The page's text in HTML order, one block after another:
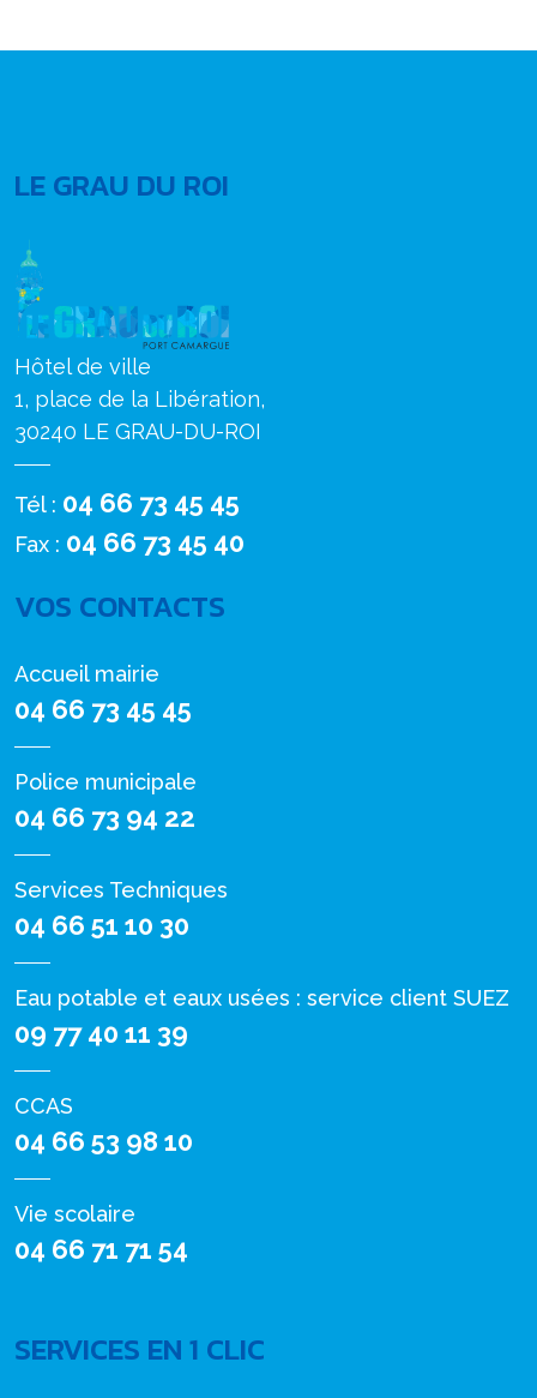
LE GRAU DU ROI
Hôtel de ville
1, place de la Libération,
30240 LE GRAU-DU-ROI
Tél : 04 66 73 45 45
Fax : 04 66 73 45 40
VOS CONTACTS
Accueil mairie
04 66 73 45 45
Police municipale
04 66 73 94 22
Services Techniques
04 66 51 10 30
Eau potable et eaux usées : service client SUEZ
09 77 40 11 39
CCAS
04 66 53 98 10
Vie scolaire
04 66 71 71 54
SERVICES EN 1 CLIC